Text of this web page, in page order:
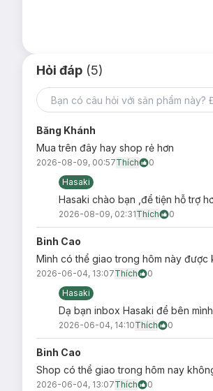
Hỏi đáp (5)
Băng Khánh
Mua trên đây hay shop rẻ hơn
2026-08-09, 00:57Thích
0
Hasaki
Hasaki chào bạn ,để tiện hỗ trợ
2026-08-09, 02:31Thích 0
Binh Cao
Mình có thể giao trong hôm này được
2026-06-04, 13:07Thích
0
Hasaki
Dạ bạn inbox Hasaki để bên
2026-06-04, 14:10Thích 0
Binh Cao
Shop có thể giao trong hôm nay
2026-06-04, 13:07Thích
0